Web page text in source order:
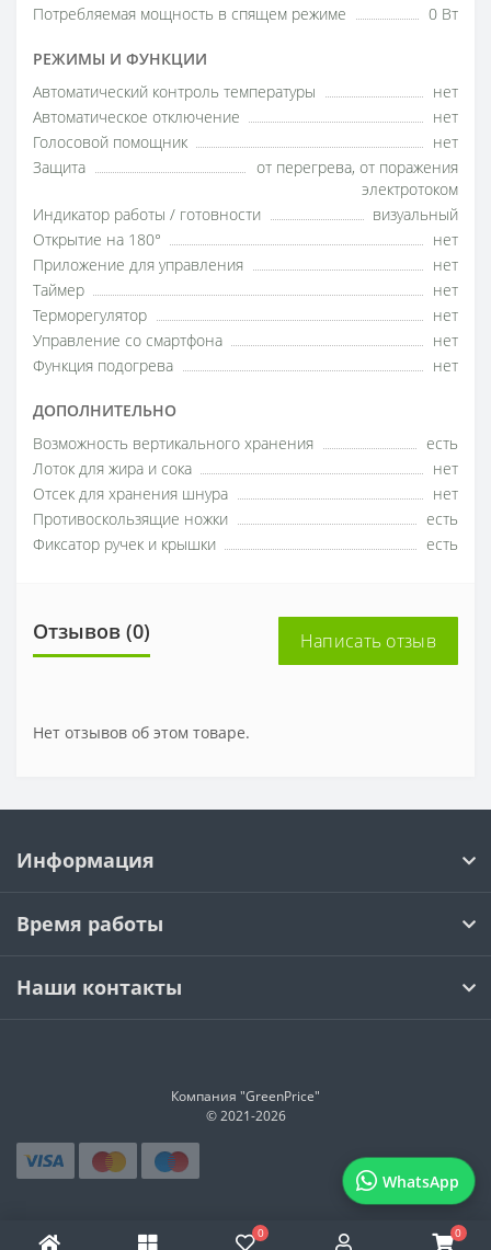
0 0
Потребляемая мощность в спящем режиме
0 Вт
РЕЖИМЫ И ФУНКЦИИ
Автоматический контроль температуры
нет
Автоматическое отключение
нет
Голосовой помощник
нет
Защита
от перегрева, от поражения
электротоком
Индикатор работы / готовности
визуальный
Открытие на 180°
нет
Приложение для управления
нет
Таймер
нет
Терморегулятор
нет
Управление со смартфона
нет
Функция подогрева
нет
ДОПОЛНИТЕЛЬНО
Возможность вертикального хранения
есть
Лоток для жира и сока
нет
Отсек для хранения шнура
нет
Противоскользящие ножки
есть
Фиксатор ручек и крышки
есть
Отзывов (0) Написать отзыв
Нет отзывов об этом товаре.
WhatsApp
Информация
Время работы
Наши контакты
Компания "GreenPrice"
© 2021-2026